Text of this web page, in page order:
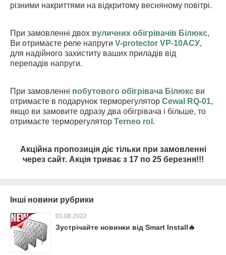
різними накриттями на відкритому весняному повітрі.
При замовленні двох вуличних обігрівачів Білюкс,
Ви отримаєте реле напруги V-protector VP-10ACУ,
для надійного захиститу ваших приладів від
перепадів напруги.
При замовленні побутового обігрівача Білюкс ви
отримаєте в подарунок терморегулятор Cewal RQ-01,
якщо ви замовите одразу два обігрівача і більше, то
отримаєте терморегулятор Terneo rol .
Акційна пропозиція діє тільки при замовленні
через сайт. Акція триває з 17 по 25 березня!!!
Інші новини рубрики
03.08.2022
Зустрічайте новинки від Smart Install🔥